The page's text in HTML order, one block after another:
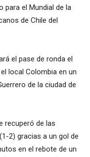
para el Mundial de la
de Chile del
el pase de ronda el
local Colombia en un
de la ciudad de
recuperó de las
2) gracias a un gol de
en el rebote de un